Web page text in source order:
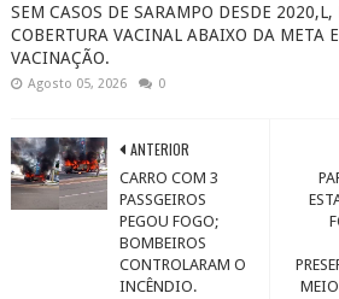
SEM CASOS DE SARAMPO DESDE
COBERTURA VACINAL ABAIXO DA META
VACINAÇÃO.
Agosto 05, 2026 0
ANTERIOR
CARRO COM 3
PASSGEIROS
PEGOU FOGO;
BOMBEIROS
CONTROLARAM O
INCÊNDIO.